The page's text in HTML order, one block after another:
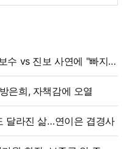
수 vs 진보 사연에 "빠지면
은희, 자책감에 오열
달라진 삶…연이은 겹경사